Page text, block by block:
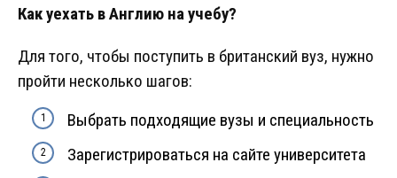
Как уехать в Англию на учебу?
Для того, чтобы поступить в британский вуз, нужно
пройти несколько шагов:
Выбрать подходящие вузы и специальность
Зарегистрироваться на сайте университета